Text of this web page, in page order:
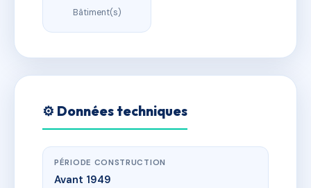
Bâtiment(s)
⚙️ Données techniques
PÉRIODE CONSTRUCTION
Avant 1949